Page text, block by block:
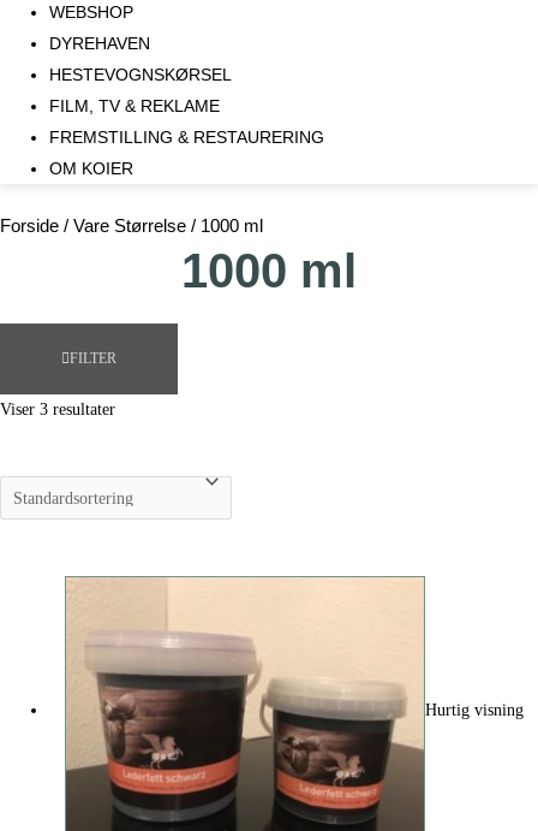
WEBSHOP
DYREHAVEN
HESTEVOGNSKØRSEL
FILM, TV & REKLAME
FREMSTILLING & RESTAURERING​
OM KOIER
Forside / Vare Størrelse / 1000 ml
1000 ml
FILTER
Viser 3 resultater
Hurtig visning